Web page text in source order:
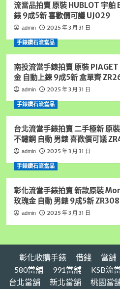
新
北
收
購
手
家,
新
北
錶
借
錢,
新
北
房
屋
新
北
汽
北
房
流當品拍賣 原裝 HUBLOT 宇舶
錶 9成5新 喜歡價可議 UJ029
admin 2025 年 3 月 31 日
手錶鑽石流當品
南投流當手錶拍賣 原裝
金 自動上鍊 9成5新 盒單齊
admin 2025 年 3 月 31 日
手錶鑽石流當品
台北流當手錶拍賣 二手極新 原
不鏽鋼 自動 男錶 喜歡價可議
admin 2025 年 3 月 31 日
手錶鑽石流當品
彰化流當手錶拍賣 新款原裝
玫瑰金 自動 男錶 9成5新 ZR308
admin 2025 年 3 月 31 日
彰化收購手錶 借錢 當舖
580當舖
991當舖 KSB流
台北當舖
新北當舖 桃園當